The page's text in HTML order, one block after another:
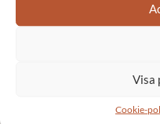
Visa
Cookie-